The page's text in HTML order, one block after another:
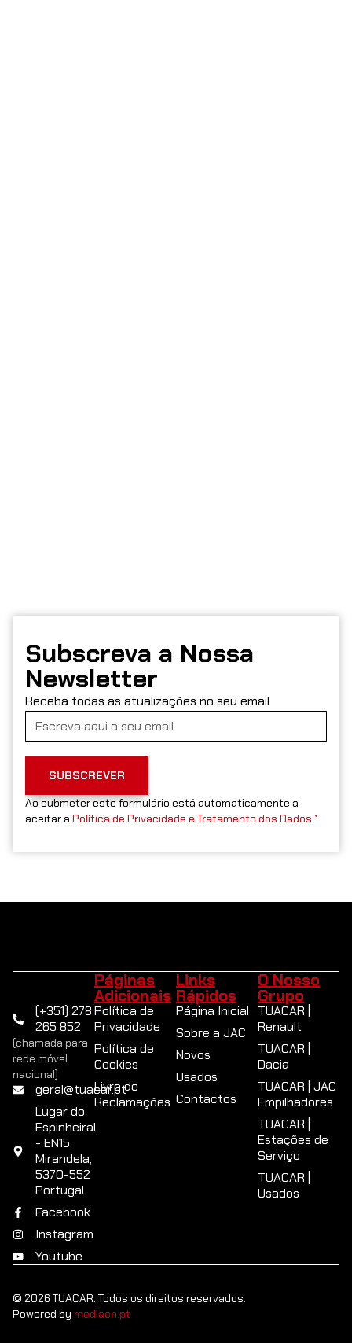
Subscreva a Nossa
Newsletter
Receba todas as atualizações no seu email
SUBSCREVER
Ao submeter este formulário está automaticamente a
aceitar a Política de Privacidade e Tratamento dos Dados *
(+351) 278
265 852
(chamada para
rede móvel
nacional)
geral@tuacar.pt
Lugar do
Espinheiral
- EN15,
Mirandela,
5370-552
Portugal
Facebook
Instagram
Youtube
Páginas
Adicionais
Política de
Privacidade
Política de
Cookies
Livro de
Reclamações
Links
Rápidos
Página Inicial
Sobre a JAC
Novos
Usados
Contactos
O Nosso
Grupo
TUACAR |
Renault
TUACAR |
Dacia
TUACAR | JAC
Empilhadores
TUACAR |
Estações de
Serviço
TUACAR |
Usados
© 2026 TUACAR. Todos os direitos reservados.
Powered by mediaon.pt